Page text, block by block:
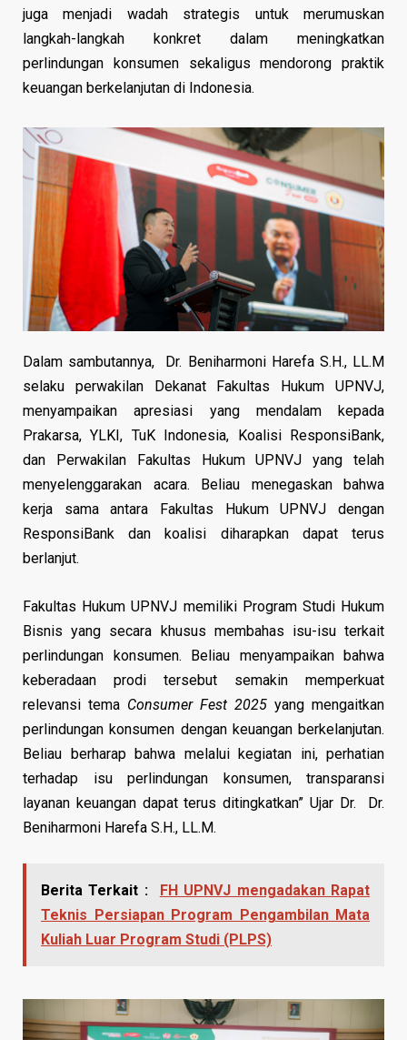
juga menjadi wadah strategis untuk merumuskan
langkah-langkah konkret dalam meningkatkan
perlindungan konsumen sekaligus mendorong praktik
keuangan berkelanjutan di Indonesia.
Dalam sambutannya, Dr. Beniharmoni Harefa S.H., LL.M
selaku perwakilan Dekanat Fakultas Hukum UPNVJ,
menyampaikan apresiasi yang mendalam kepada
Prakarsa, YLKI, TuK Indonesia, Koalisi ResponsiBank,
dan Perwakilan Fakultas Hukum UPNVJ yang telah
menyelenggarakan acara. Beliau menegaskan bahwa
kerja sama antara Fakultas Hukum UPNVJ dengan
ResponsiBank dan koalisi diharapkan dapat terus
berlanjut.
Fakultas Hukum UPNVJ memiliki Program Studi Hukum
Bisnis yang secara khusus membahas isu-isu terkait
perlindungan konsumen. Beliau menyampaikan bahwa
keberadaan prodi tersebut semakin memperkuat
relevansi tema Consumer Fest 2025 yang mengaitkan
perlindungan konsumen dengan keuangan berkelanjutan.
Beliau berharap bahwa melalui kegiatan ini, perhatian
terhadap isu perlindungan konsumen, transparansi
layanan keuangan dapat terus ditingkatkan” Ujar Dr. Dr.
Beniharmoni Harefa S.H., LL.M.
Berita Terkait :
FH UPNVJ mengadakan Rapat
Teknis Persiapan Program Pengambilan Mata
Kuliah Luar Program Studi (PLPS)